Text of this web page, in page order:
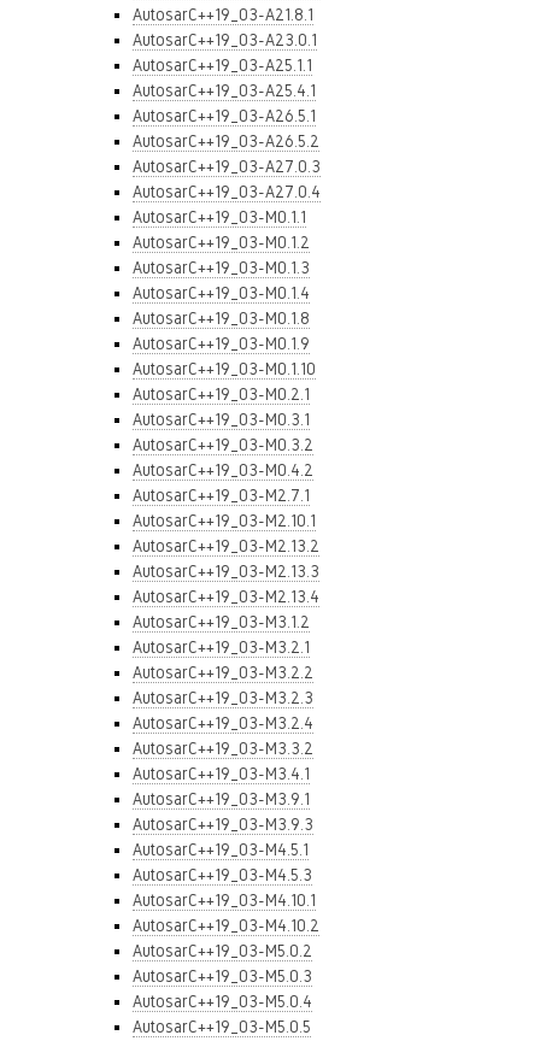
AutosarC++19_03-A21.8.1
AutosarC++19_03-A23.0.1
AutosarC++19_03-A25.1.1
AutosarC++19_03-A25.4.1
AutosarC++19_03-A26.5.1
AutosarC++19_03-A26.5.2
AutosarC++19_03-A27.0.3
AutosarC++19_03-A27.0.4
AutosarC++19_03-M0.1.1
AutosarC++19_03-M0.1.2
AutosarC++19_03-M0.1.3
AutosarC++19_03-M0.1.4
AutosarC++19_03-M0.1.8
AutosarC++19_03-M0.1.9
AutosarC++19_03-M0.1.10
AutosarC++19_03-M0.2.1
AutosarC++19_03-M0.3.1
AutosarC++19_03-M0.3.2
AutosarC++19_03-M0.4.2
AutosarC++19_03-M2.7.1
AutosarC++19_03-M2.10.1
AutosarC++19_03-M2.13.2
AutosarC++19_03-M2.13.3
AutosarC++19_03-M2.13.4
AutosarC++19_03-M3.1.2
AutosarC++19_03-M3.2.1
AutosarC++19_03-M3.2.2
AutosarC++19_03-M3.2.3
AutosarC++19_03-M3.2.4
AutosarC++19_03-M3.3.2
AutosarC++19_03-M3.4.1
AutosarC++19_03-M3.9.1
AutosarC++19_03-M3.9.3
AutosarC++19_03-M4.5.1
AutosarC++19_03-M4.5.3
AutosarC++19_03-M4.10.1
AutosarC++19_03-M4.10.2
AutosarC++19_03-M5.0.2
AutosarC++19_03-M5.0.3
AutosarC++19_03-M5.0.4
AutosarC++19_03-M5.0.5